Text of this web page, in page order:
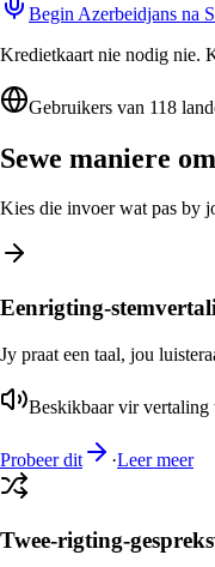
Begin Azerbeidjans na
Kredietkaart nie nodig nie.
Gebruikers van 118
Sewe maniere
Kies die invoer wat pas by
Eenrigting-
Jy praat een taal, jou
Beskikbaar vir vertaling
Probeer dit ·Leer meer
Twee-rigting-